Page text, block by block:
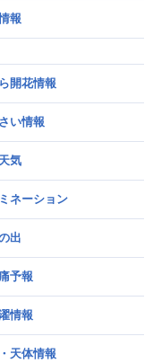
報
開花情報
い情報
気
ネーション
出
予報
情報
天体情報